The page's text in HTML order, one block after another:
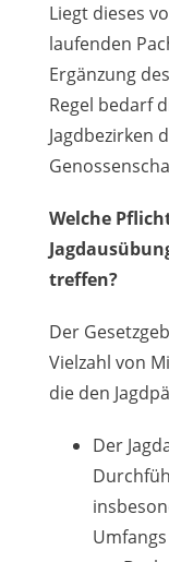
Liegt dieses
laufenden
Ergänzung
Regel bedarf
Jagdbezirken
Welche
treffen?
Der
Vielzahl von
die den
Der